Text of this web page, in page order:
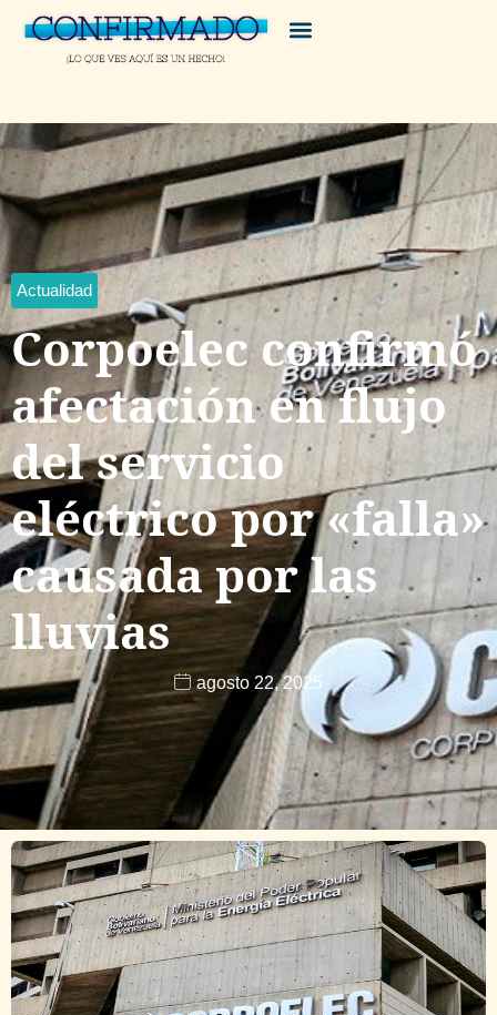
Actualidad
Corpoelec confirmó
afectación en flujo
del servicio
eléctrico por «falla»
causada por las
lluvias
agosto 22, 2025